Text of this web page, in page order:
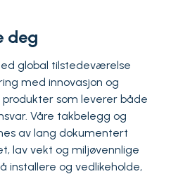
deg
global tilstedeværelse
med innovasjon og
som leverer både
Våre takbelegg og
av lang dokumentert
lav vekt og miljøvennlige
installere og vedlikeholde,